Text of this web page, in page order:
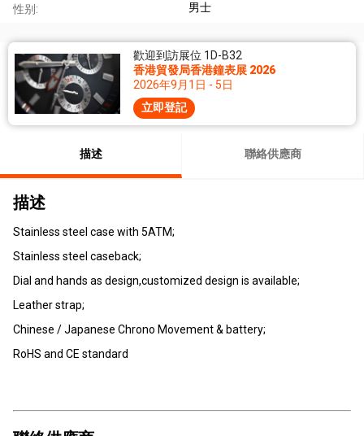
性别: 男士
歡迎到訪展位 1D-B32
香港貿發局香港鐘表展 2026
2026年9月1日 - 5日
立即登記
描述 聯絡供應商
描述
Stainless steel case with 5ATM;
Stainless steel caseback;
Dial and hands as design,customized design is available;
Leather strap;
Chinese / Japanese Chrono Movement & battery;
RoHS and CE standard